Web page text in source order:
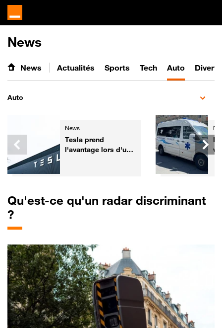
News
News Actualités Sports Tech Auto
Auto
News
Tesla prend
l'avantage lors d'un
Qu'est-ce qu'un radar discriminant
?